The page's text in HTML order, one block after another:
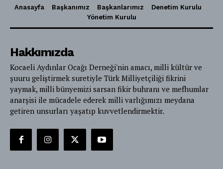
Anasayfa Başkanımız Başkanlarımız
Denetim Kurulu
Yönetim Kurulu
Hakkımızda
Kocaeli Aydınlar Ocağı Derneği'nin amacı, milli kültür ve
şuuru geliştirmek suretiyle Türk Milliyetçiliği fikrini
yaymak, milli bünyemizi sarsan fikir buhranı ve mefhumlar
anarşisi ile mücadele ederek milli varlığımızı meydana
getiren unsurları yaşatıp kuvvetlendirmektir.